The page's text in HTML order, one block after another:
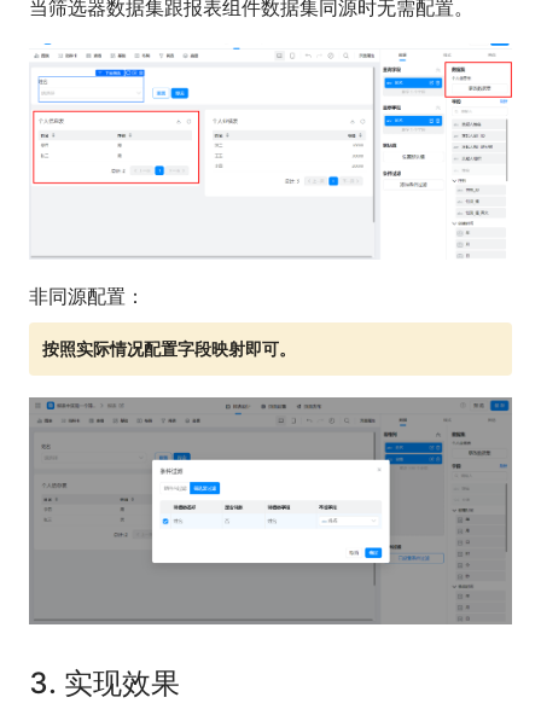
当筛选器数据集跟报表组件数据集同源时无需配置。
非同源配置：
按照实际情况配置字段映射即可。
3. 实现效果